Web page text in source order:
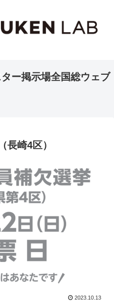
ー掲示場全国総ウェブ
長崎4区）
2023.10.13